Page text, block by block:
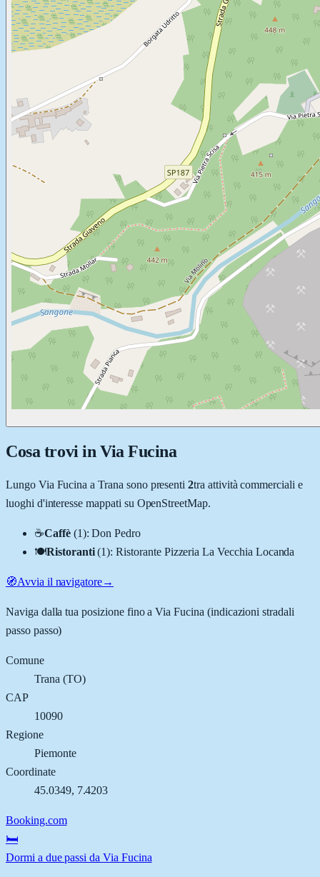
Cosa trovi in Via Fucina
Lungo Via Fucina aTrana sono presenti 2tra attività commerciali e
luoghi d'interesse mappati su OpenStreetMap.
☕Caffè (1):Don Pedro
🍽️Ristoranti (1):Ristorante Pizzeria La Vecchia Locanda
🧭Avvia il navigatore→
Naviga dalla tua posizione fino aVia Fucina (indicazioni stradali
passo passo)
Comune
Trana (TO)
CAP
10090
Regione
Piemonte
Coordinate
45.0349, 7.4203
Booking.com
🛏️
Dormi a due passi da Via Fucina